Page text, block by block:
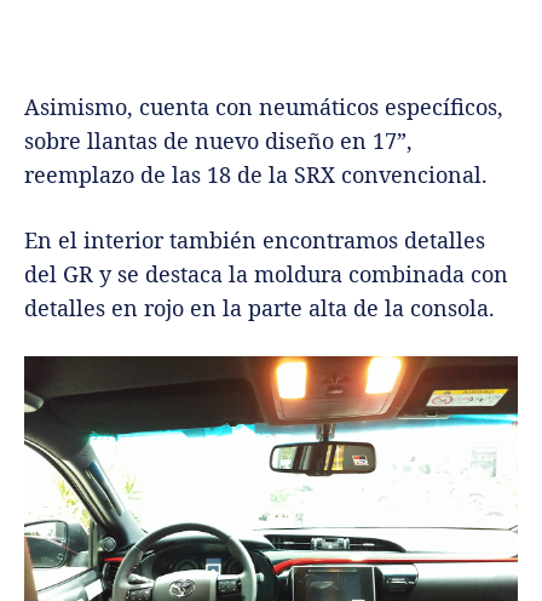
Asimismo, cuenta con neumáticos específicos,
sobre llantas de nuevo diseño en 17”,
reemplazo de las 18 de la SRX convencional.
En el interior también encontramos detalles
del GR y se destaca la moldura combinada con
detalles en rojo en la parte alta de la consola.